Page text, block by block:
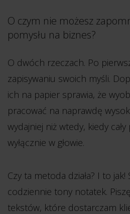
O czym nie możesz
pomysłu na biznes?
O dwóch rzeczach. Po
zapisywaniu swoich myśli.
ich na papier sprawia, że
pracować na naprawdę
wydajniej niż wtedy, kiedy
wyłącznie w głowie.
Czy ta metoda działa? I to
codziennie tony notatek.
tekstów, które dostarczam